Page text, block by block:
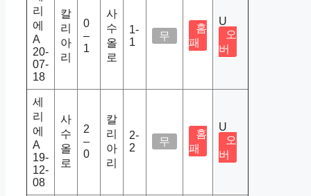
리
에
A
20-
07-
18
칼
리
아
리
0
–
1
사
수
올
로
1-
1
무
홈
패
U
오
버
세
리
에
A
19-
12-
08
사
수
올
로
2
–
0
칼
리
아
리
2-
2
무
홈
패
U
오
버